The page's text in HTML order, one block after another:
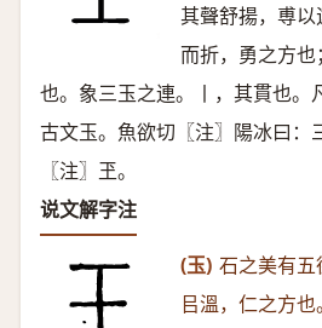
其聲舒揚，尃
而折，勇之方
也。象三玉之連。丨，其貫也。
古文玉。魚欲切〖注〗陽冰曰：
〖注〗玊。
说文解字注
(玉) 石之美有五
㠯溫，仁之方